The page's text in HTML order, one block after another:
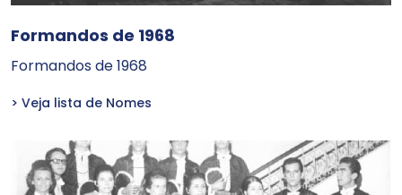
Formandos de 1968
Formandos de 1968
> Veja lista de Nomes